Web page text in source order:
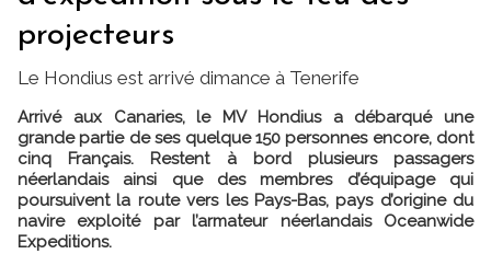
projecteurs
Le Hondius est arrivé dimance à Tenerife
Arrivé aux Canaries, le MV Hondius a débarqué une
grande partie de ses quelque 150 personnes encore, dont
cinq Français. Restent à bord plusieurs passagers
néerlandais ainsi que des membres d’équipage qui
poursuivent la route vers les Pays-Bas, pays d’origine du
navire exploité par l’armateur néerlandais Oceanwide
Expeditions.